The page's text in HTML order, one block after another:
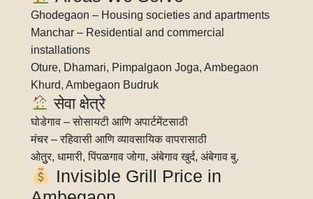
Ghodegaon – Housing societies and apartments
Manchar – Residential and commercial
installations
Oture, Dhamari, Pimpalgaon Joga, Ambegaon
Khurd, Ambegaon Budruk
सेवा क्षेत्रे
घोडेगाव – सोसायटी आणि अपार्टमेंटसाठी
मंचर – रहिवासी आणि व्यावसायिक वापरासाठी
ओतुुर, धामारी, पिंपळगाव जोगा, अंबेगाव खुर्द, अंबेगाव बु.
Invisible Grill Price in